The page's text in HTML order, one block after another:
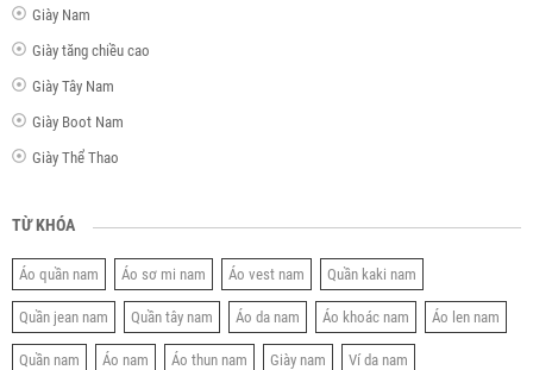
Giày Nam
Giày tăng chiều cao
Giày Tây Nam
Giày Boot Nam
Giày Thể Thao
TỪ KHÓA
Áo quần nam Áo sơ mi nam Áo vest nam Quần kaki nam
Quần jean nam Quần tây nam Áo da nam Áo khoác nam Áo len nam
Quần nam Áo nam Áo thun nam Giày nam Ví da nam